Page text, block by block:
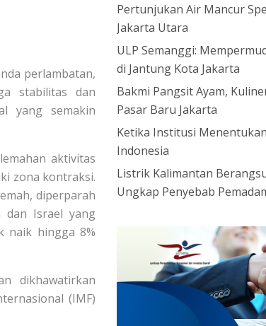
perlambatan,
stabilitas dan
yang semakin
aktivitas
zona kontraksi.
diperparah
dan Israel yang
naik hingga 8%
dikhawatirkan
(IMF)
Pertunjukan Air Mancur
Jakarta Utara
ULP Semanggi:
di Jantung Kota Jakarta
Bakmi Pangsit Ayam,
Pasar Baru Jakarta
Ketika Institusi
Indonesia
Listrik Kalimantan
Ungkap Penyebab